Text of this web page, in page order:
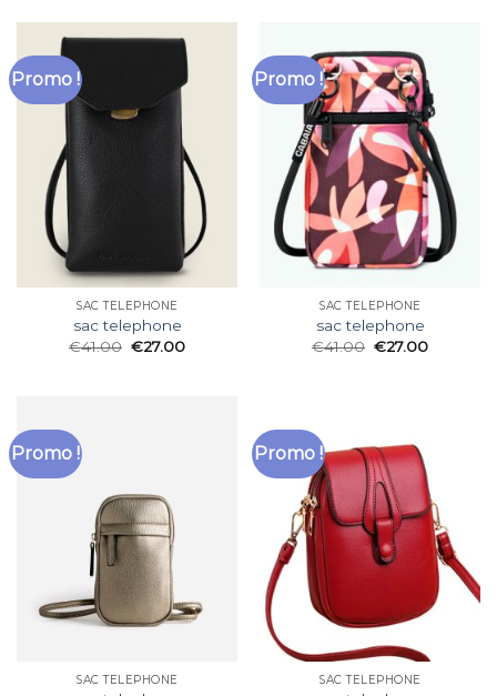
Promo !
SAC TELEPHONE
sac telephone
€41.00 €27.00
Promo !
SAC TELEPHONE
sac telephone
€41.00 €27.00
Promo !
SAC TELEPHONE
Promo !
SAC TELEPHONE